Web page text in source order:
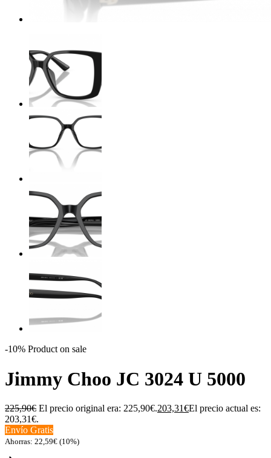
-10% Product on sale
Jimmy Choo JC 3024 U 5000
225,90€ El precio original era: 225,90€.203,31€El precio actual es:
203,31€.
Envío Gratis
Ahorras: 22,59€ (10%)